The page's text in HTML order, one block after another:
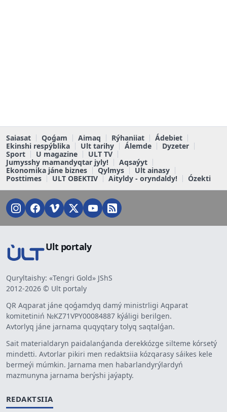
Saiasat Qoǵam Aimaq Rýhaniiat
Ádebiet
Ekinshi respýblika
Ult tarihy Álemde
Dyzeter
Sport
U magazine
ULT TV
Jumysshy mamandyqtar jyly!
Aqsaýyt
Ekonomika jáne biznes
Qylmys
Ult ainasy
Posttimes
ULT OBEKTIV Aityldy - oryndaldy! Ózekti
Ult portaly
Quryltaishy: «Tengri Gold» JShS
2012-2026 © Ult portaly
QR Aqparat jáne qoǵamdyq damý ministrligi Aqparat
komitetiniń №KZ71VPY00084887 kýáligi berilgen.
Avtorlyq jáne jarnama quqyqtary tolyq saqtalǵan.
Sait materialdaryn paidalanǵanda derekkózge silteme kórsetý
mindetti. Avtorlar pikiri men redaktsiia kózqarasy sáikes kele
bermeýi múmkin. Jarnama men habarlandyrýlardyń
mazmunyna jarnama berýshi jaýapty.
REDAKTSIIA